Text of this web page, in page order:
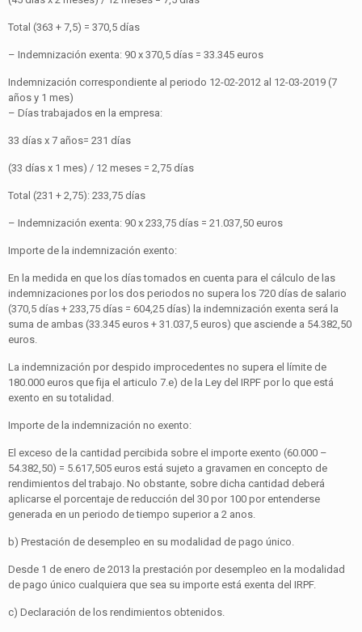
Total (363 + 7,5) = 370,5 días
– Indemnización exenta: 90 x 370,5 días = 33.345 euros
Indemnización correspondiente al periodo 12-02-2012 al 12-03-2019 (7
años y 1 mes)
– Días trabajados en la empresa:
33 días x 7 años= 231 días
(33 días x 1 mes) / 12 meses = 2,75 días
Total (231 + 2,75): 233,75 días
– Indemnización exenta: 90 x 233,75 días = 21.037,50 euros
Importe de la indemnización exento:
En la medida en que los días tomados en cuenta para el cálculo de las
indemnizaciones por los dos periodos no supera los 720 días de salario
(370,5 días + 233,75 días = 604,25 días) la indemnización exenta será la
suma de ambas (33.345 euros + 31.037,5 euros) que asciende a 54.382,50
euros.
La indemnización por despido improcedentes no supera el límite de
180.000 euros que fija el articulo 7.e) de la Ley del IRPF por lo que está
exento en su totalidad.
Importe de la indemnización no exento:
El exceso de la cantidad percibida sobre el importe exento (60.000 –
54.382,50) = 5.617,505 euros está sujeto a gravamen en concepto de
rendimientos del trabajo. No obstante, sobre dicha cantidad deberá
aplicarse el porcentaje de reducción del 30 por 100 por entenderse
generada en un periodo de tiempo superior a 2 anos.
b) Prestación de desempleo en su modalidad de pago único.
Desde 1 de enero de 2013 la prestación por desempleo en la modalidad
de pago único cualquiera que sea su importe está exenta del IRPF.
c) Declaración de los rendimientos obtenidos.